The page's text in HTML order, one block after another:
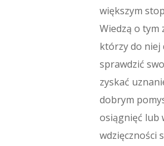
większym
Wiedzą o tym
którzy do niej
sprawdzić
zyskać
dobrym
osiągnięć lub
wdzięczności